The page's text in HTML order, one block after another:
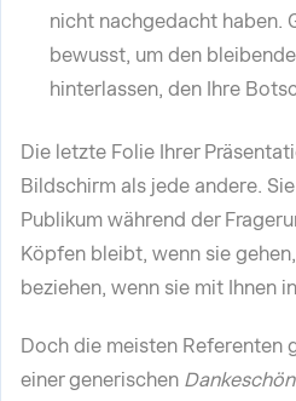
nicht nachgedacht haben.
bewusst, um den
hinterlassen, den Ihre
Die letzte Folie Ihrer
Bildschirm als jede andere.
Publikum während der
Köpfen bleibt, wenn sie
beziehen, wenn sie mit Ihnen
Doch die meisten Referenten
einer generischen Dankeschön